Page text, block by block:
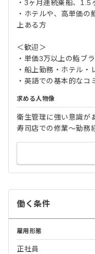
・3ヶ月連続乗船、
・ホテルや、高単価
上ある方
＜歓迎＞
・単価3万以上の鮨ブ
・船上勤務・ホテル
・英語での基本的なコ
求める人物像
衛生管理に強い意識が
寿司店での修業～勤務
働く条件
雇用形態
正社員